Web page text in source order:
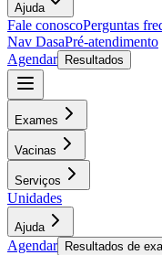
Ajuda
Fale conoscoPerguntas
Nav DasaPré-atendimento
Agendar
Resultados
Exames
Vacinas
Serviços
Unidades
Ajuda
Agendar Resultados de